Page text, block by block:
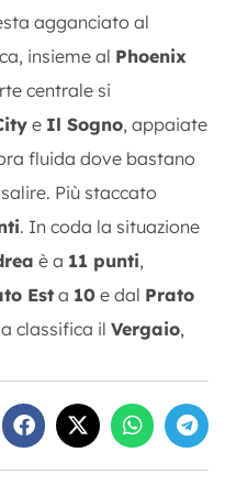
agganciato al
insieme al Phoenix
centrale si
e Il Sogno, appaiate
fluida dove bastano
Più staccato
. In coda la situazione
è a 11 punti,
Esta 10 e dal Prato
classifica il Vergaio,